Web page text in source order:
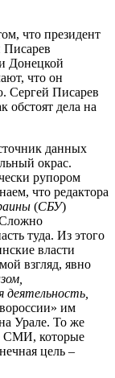
что президент
Писарев
Донецкой
что он
Сергей Писарев
обстоят дела на
данных
окрас.
рупором
что редактора
(СБУ)
туда. Из этого
власти
взгляд, явно
деятельность,
им
Урале. То же
СМИ, которые
цель –